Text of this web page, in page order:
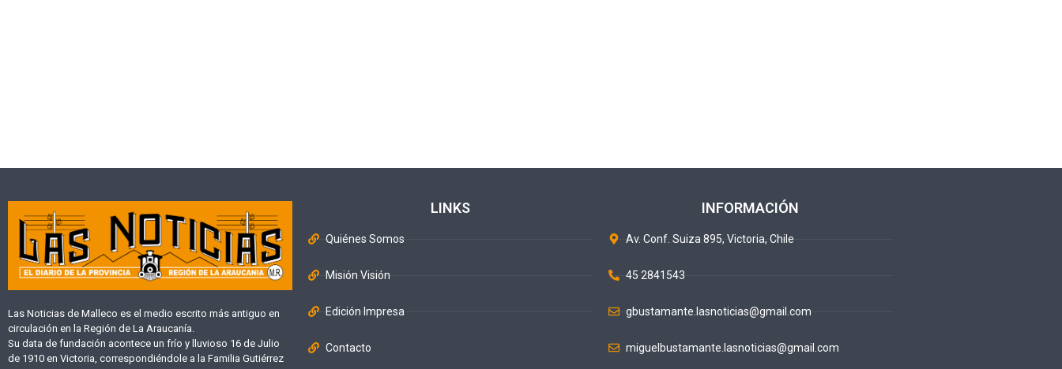
Las Noticias de Malleco es el medio escrito más antiguo en
circulación en la Región de La Araucanía.
Su data de fundación acontece un frío y lluvioso 16 de Julio
de 1910 en Victoria, correspondiéndole a la Familia Gutiérrez
LINKS
Quiénes Somos
Misión Visión
Edición Impresa
Contacto
INFORMACIÓN
Av. Conf. Suiza 895, Victoria, Chile
45 2841543
gbustamante.lasnoticias@gmail.com
miguelbustamante.lasnoticias@gmail.com